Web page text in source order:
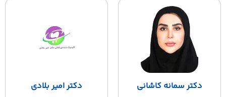
دکتر سمانه کاشانی
دکتر امیر بلادی